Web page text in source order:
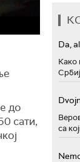
до
сати,
Da,
Како
са